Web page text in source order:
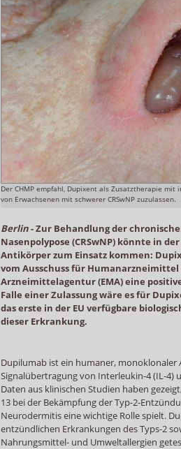
Der CHMP empfahl, Dupixent als Zusatztherapie
von Erwachsenen mit schwerer CRSwNP zuzulassen.
Berlin-Zur Behandlung der
Nasenpolypose (CRSwNP) könnte in
Antikörper zum Einsatz kommen:
vom Ausschuss für Humanarzneimittel
Arzneimittelagentur (EMA) eine
Falle einer Zulassung wäre es für
das erste in der EU verfügbare
dieser Erkrankung.
Dupilumab ist ein humaner, monoklonaler
Signalübertragung von Interleukin-4 (IL-4)
Daten aus klinischen Studien haben
13 bei der Bekämpfung der Typ-2-
Neurodermitis eine wichtige Rolle spielt.
entzündlichen Erkrankungen des Typs-2
Nahrungsmittel- und Umweltallergien